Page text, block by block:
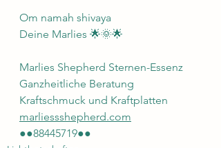
Om namah shivaya
Deine Marlies 🌟🌞🌟
Marlies Shepherd Sternen-Essenz
Ganzheitliche Beratung
Kraftschmuck und Kraftplatten
marliessshepherd.com
●●88445719●●